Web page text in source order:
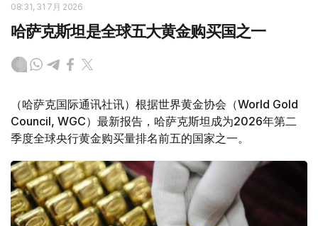
08:31, 31 7月 2026
哈萨克斯坦是全球五大黄金购买国之一
（哈萨克国际通讯社讯）根据世界黄金协会（World Gold
Council, WGC）最新报告，哈萨克斯坦成为2026年第二
季度全球央行黄金购买量排名前五的国家之一。